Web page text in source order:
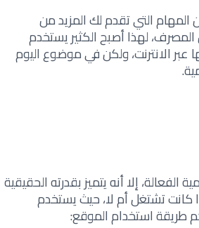
المهام التي تقدم لك المزيد من
المصرف، لهذا أصبح الكثير يستخدم
الانترنت، ولكن في موضوع اليوم
إلا أنه يتميز بقدرته الحقيقية
كانت تشتغل أم لا، حيث يستخدم
طريقة استخدام الموقع: